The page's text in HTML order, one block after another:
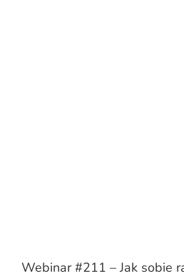
Webinar #211 – Jak sobie